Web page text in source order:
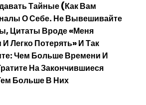
Тайные (как Вам
О Себе. Не Вывешивайте
Цитаты Вроде «Меня
Легко Потерять» И Так
Чем Больше Времени И
На Закончившиеся
Больше В Них